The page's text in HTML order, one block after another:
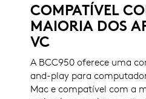
COMPATÍVEL
MAIORIA DOS
VC
A BCC950 oferece uma
and-play para
Mac e compatível com a